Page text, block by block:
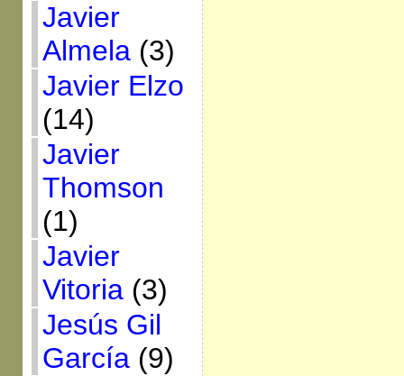
Javier
Almela(3)
Javier Elzo
(14)
Javier
Thomson
(1)
Javier
Vitoria(3)
Jesús Gil
García(9)